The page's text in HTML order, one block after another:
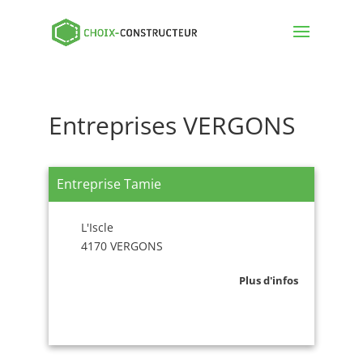
Entreprises VERGONS
Entreprise Tamie
L'Iscle
4170 VERGONS
Plus d'infos